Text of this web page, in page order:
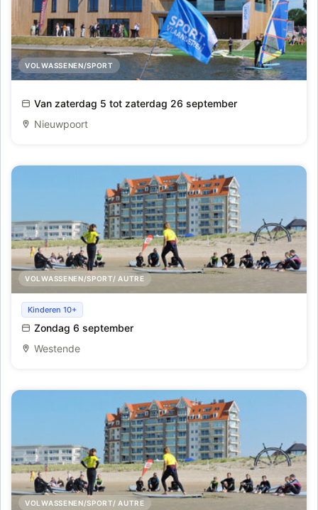
VOLWASSENEN/SPORT
Start to Sail voor volwassenen (binnenwater)
Van zaterdag 5 tot zaterdag 26 september
Nieuwpoort
VOLWASSENEN/SPORT/ AUTRE
Initiatie golfsurfen te Westende
Kinderen 10+
Zondag 6 september
Westende
VOLWASSENEN/SPORT/ AUTRE